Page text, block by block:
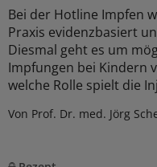
Bei der Hotline Impfen
Praxis evidenzbasiert
Diesmal geht es um
Impfungen bei Kindern
welche Rolle spielt die
Von Prof. Dr. med. Jörg